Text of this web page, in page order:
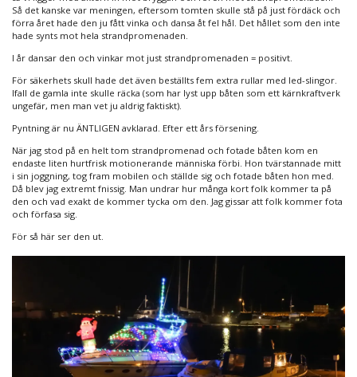
Så det kanske var meningen, eftersom tomten skulle stå på just fördäck och
förra året hade den ju fått vinka och dansa åt fel hål. Det hållet som den inte
hade synts mot hela strandpromenaden.
I år dansar den och vinkar mot just strandpromenaden = positivt.
För säkerhets skull hade det även beställts fem extra rullar med led-slingor.
Ifall de gamla inte skulle räcka (som har lyst upp båten som ett kärnkraftverk
ungefär, men man vet ju aldrig faktiskt).
Pyntning är nu ÄNTLIGEN avklarad. Efter ett års försening.
När jag stod på en helt tom strandpromenad och fotade båten kom en
endaste liten hurtfrisk motionerande människa förbi. Hon tvärstannade mitt
i sin joggning, tog fram mobilen och ställde sig och fotade båten hon med.
Då blev jag extremt fnissig. Man undrar hur många kort folk kommer ta på
den och vad exakt de kommer tycka om den. Jag gissar att folk kommer fota
och förfasa sig.
För så här ser den ut.